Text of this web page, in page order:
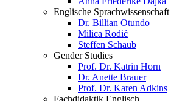
Englische Sprachwissenschaft
Dr. Billian Otundo
Milica Rodić
Steffen Schaub
Gender Studies
Prof. Dr. Katrin Horn
Dr. Anette Brauer
Prof. Dr. Karen Adkins
Fachdidaktik Englisch